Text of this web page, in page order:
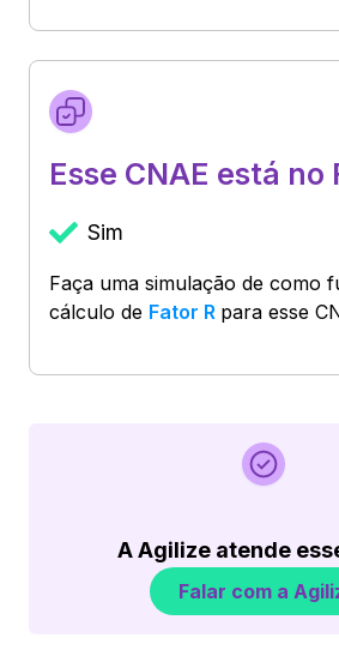
Esse CNAE está no
Sim
Faça uma simulação de como
cálculo de Fator R para esse
A Agilize atende
Falar com a